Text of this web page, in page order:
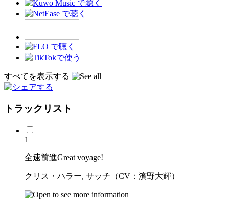
すべてを表示する
トラックリスト
1
全速前進Great voyage!
クリス・ハラー, サッチ（CV：濱野大輝）